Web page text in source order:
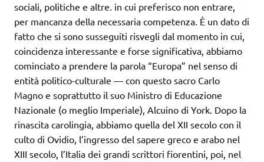
sociali, politiche e altre. in cui preferisco non entrare,
per mancanza della necessaria competenza. È un dato di
fatto che si sono susseguiti risvegli dal momento in cui,
coincidenza interessante e forse significativa, abbiamo
cominciato a prendere la parola “Europa” nel senso di
entità politico-culturale — con questo sacro Carlo
Magno e soprattutto il suo Ministro di Educazione
Nazionale (o meglio Imperiale), Alcuino di York. Dopo la
rinascita carolingia, abbiamo quella del XII secolo con il
culto di Ovidio, l’ingresso del sapere greco e arabo nel
XIII secolo, l’Italia dei grandi scrittori fiorentini, poi, nel